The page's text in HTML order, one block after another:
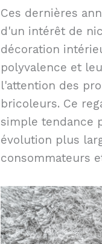
Ces dernières
d'un intérêt de
décoration
polyvalence et
l'attention des
bricoleurs. Ce
simple tendance
évolution plus
consommateurs